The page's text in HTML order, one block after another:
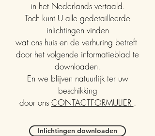
in het Nederlands vertaald.
Toch kunt U alle gedetailleerde
inlichtingen vinden
wat ons huis en de verhuring betreft
door het volgende informatieblad te
downloaden.
En we blijven natuurlijk ter uw
beschikking
door ons CONTACTFORMULIER .
Inlichtingen downloaden